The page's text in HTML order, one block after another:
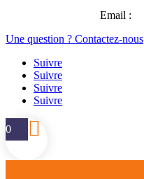
Email :
Une question ? Contactez-nous
Suivre
Suivre
Suivre
Suivre
0